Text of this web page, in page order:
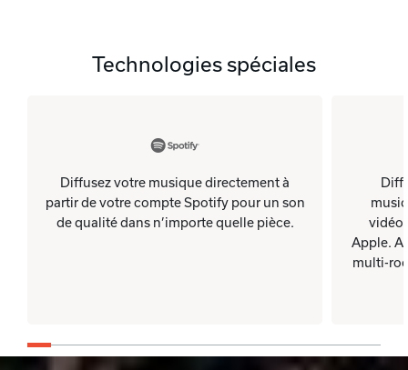
Technologies spéciales
Diffusez votre musique directement à
partir de votre compte Spotify pour un son
de qualité dans n’importe quelle pièce.
Apple.
multi-